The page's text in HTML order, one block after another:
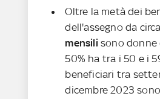
Oltre la metà dei
dell'assegno da circa
mensili sono donne
50% ha tra i 50 e i
beneficiari tra
dicembre 2023